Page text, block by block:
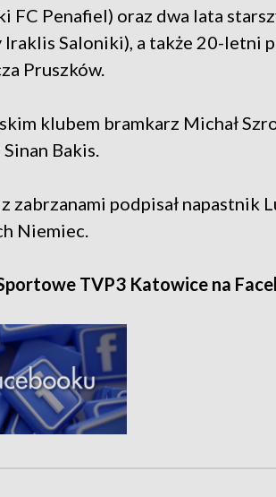
FC Penafiel) oraz dwa lata
Saloniki), a także 20-letni
Pruszków.
klubem bramkarz Michał
Bakis.
zabrzanami podpisał napastnik
Niemiec.
TVP3 Katowice na